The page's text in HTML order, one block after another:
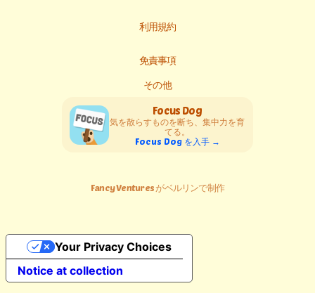
利用規約
免責事項
その他
Focus Dog
気を散らすものを断ち、集中力を育
てる。
Focus Dog を入手 →
Fancy Ventures がベルリンで制作
Notice at collection
Your Privacy Choices